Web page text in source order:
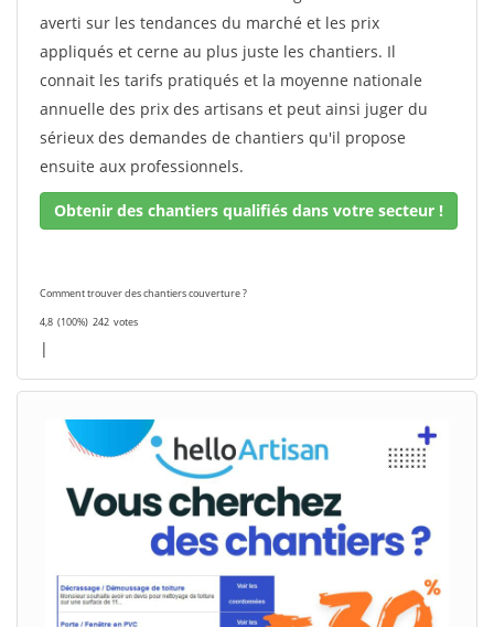
averti sur les tendances du marché et les prix
appliqués et cerne au plus juste les chantiers. Il
connait les tarifs pratiqués et la moyenne nationale
annuelle des prix des artisans et peut ainsi juger du
sérieux des demandes de chantiers qu'il propose
ensuite aux professionnels.
Obtenir des chantiers qualifiés dans votre secteur !
Comment trouver des chantiers couverture ?
4,8 (100%) 242 votes
|